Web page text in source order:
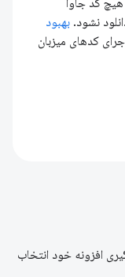
نشود. بهبود
کدهای میزبان
افزونه خود انتخاب